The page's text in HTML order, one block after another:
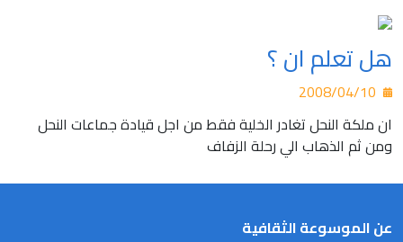
هل تعلم ان ؟
ان ملكة النحل تغادر الخلية فقط من اجل قيادة جماعات النحل
ومن ثم الذهاب الي رحلة الزفاف
عن الموسوعة الثقافية